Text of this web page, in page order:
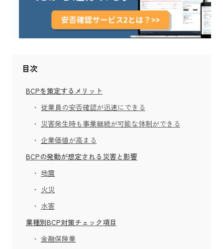
目次
BCPを策定するメリット
従業員の安否確認が迅速にできる
災害発生時も事業継続が可能な体制ができる
企業価値が高まる
BCPの発動が想定される災害と影響
地震
火災
水害
業種別BCP対策チェック項目
金融保険業